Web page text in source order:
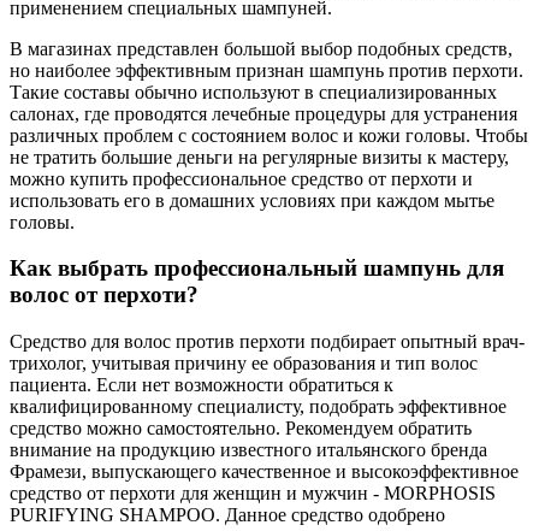
применением специальных шампуней.
В магазинах представлен большой выбор подобных средств,
но наиболее эффективным признан шампунь против перхоти.
Такие составы обычно используют в специализированных
салонах, где проводятся лечебные процедуры для устранения
различных проблем с состоянием волос и кожи головы. Чтобы
не тратить большие деньги на регулярные визиты к мастеру,
можно купить профессиональное средство от перхоти и
использовать его в домашних условиях при каждом мытье
головы.
Как выбрать профессиональный шампунь для
волос от перхоти?
Средство для волос против перхоти подбирает опытный врач-
трихолог, учитывая причину ее образования и тип волос
пациента. Если нет возможности обратиться к
квалифицированному специалисту, подобрать эффективное
средство можно самостоятельно. Рекомендуем обратить
внимание на продукцию известного итальянского бренда
Фрамези, выпускающего качественное и высокоэффективное
средство от перхоти для женщин и мужчин - MORPHOSIS
PURIFYING SHAMPOO. Данное средство одобрено